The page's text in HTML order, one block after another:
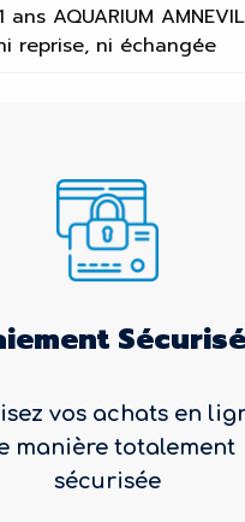
ans AQUARIUM
reprise, ni échangée
Sécurisé
vos achats en
manière totalement
sécurisée